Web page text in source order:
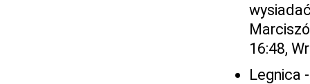
16:48,
Legnica